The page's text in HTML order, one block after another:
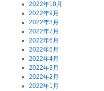
2022年10月
2022年9月
2022年8月
2022年7月
2022年6月
2022年5月
2022年4月
2022年3月
2022年2月
2022年1月